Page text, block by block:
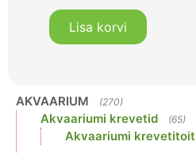
Lisa korvi
AKVAARIUM (270)
Akvaariumi krevetid (65)
Akvaariumi krevetitoit